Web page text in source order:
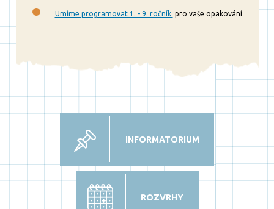
Umíme programovat 1. - 9. ročník pro vaše opakování
INFORMATORIUM
ROZVRHY